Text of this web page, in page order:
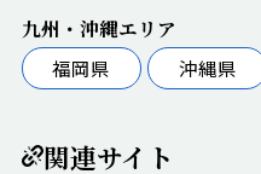
九州・沖縄エリア
福岡県
沖縄県
関連サイト